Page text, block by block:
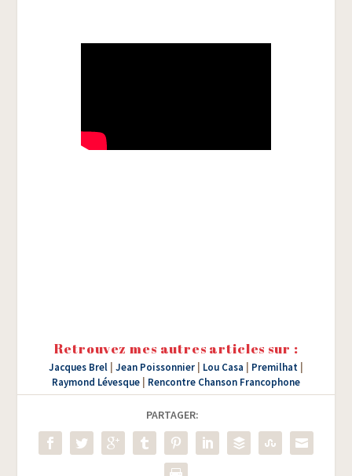
Retrouvez mes autres articles sur :
Jacques Brel Jean Poissonnier Lou Casa Premilhat
Raymond Lévesque
Rencontre Chanson Francophone
PARTAGER: